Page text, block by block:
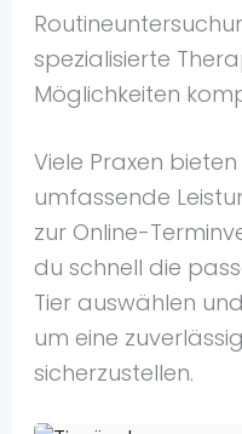
spezialisierte
Möglichkeiten
Viele Praxen
umfassende
zur Online-
du schnell die
Tier auswählen
um eine
sicherzustellen.